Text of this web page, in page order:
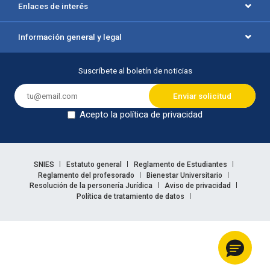
Enlaces de interés
Información general y legal
Suscríbete al boletín de noticias
Acepto la política de privacidad
Enlaces legales
SNIES Estatuto general
Reglamento de Estudiantes
Reglamento del profesorado
Bienestar Universitario
Resolución de la personería Jurídica
Aviso de privacidad
Política de tratamiento de datos